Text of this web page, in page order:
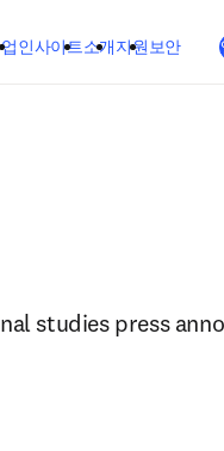
인사이트소개지원 보안
studies press